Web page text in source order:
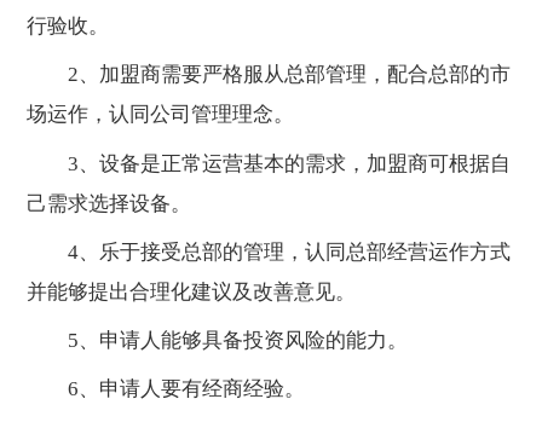
行验收。
2、加盟商需要严格服从总部管理，配合总部的市
场运作，认同公司管理理念。
3、设备是正常运营基本的需求，加盟商可根据自
己需求选择设备。
4、乐于接受总部的管理，认同总部经营运作方式
并能够提出合理化建议及改善意见。
5、申请人能够具备投资风险的能力。
6、申请人要有经商经验。